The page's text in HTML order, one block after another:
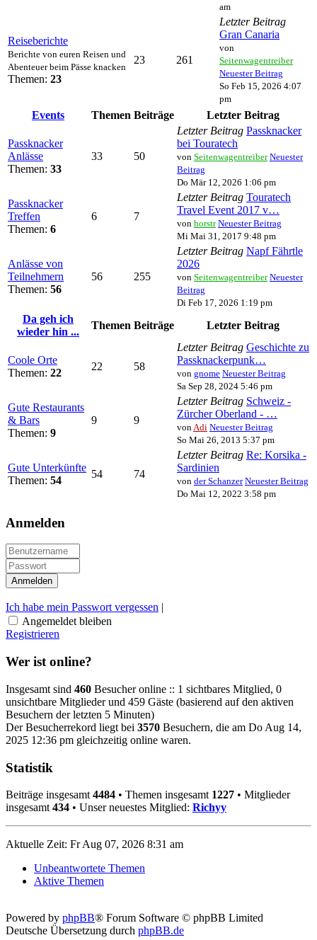
am
Reiseberichte
Berichte von euren Reisen und
Abenteuer beim Pässe knacken
Themen: 23
23 261
Letzter Beitrag
Gran Canaria
von
Seitenwagentreiber
Neuester Beitrag
So Feb 15, 2026 4:07
pm
Events Themen Beiträge Letzter Beitrag
Passknacker
Anlässe
Themen: 33
33 50
Letzter Beitrag Passknacker
bei Touratech
von Seitenwagentreiber Neuester
Beitrag
Do Mär 12, 2026 1:06 pm
Passknacker
Treffen
Themen: 6
6 7
Letzter Beitrag Touratech
Travel Event 2017 v…
von horstr Neuester Beitrag
Mi Mai 31, 2017 9:48 pm
Anlässe von
Teilnehmern
Themen: 56
56 255
Letzter Beitrag Napf Fährtle
2026
von Seitenwagentreiber Neuester
Beitrag
Di Feb 17, 2026 1:19 pm
Da geh ich
wieder hin ...
Themen Beiträge Letzter Beitrag
Coole Orte
Themen: 22
22 58
Letzter Beitrag Geschichte zu
Passknackerpunk…
von gnome Neuester Beitrag
Sa Sep 28, 2024 5:46 pm
Gute Restaurants
& Bars
Themen: 9
9 9
Letzter Beitrag Schweiz -
Zürcher Oberland - …
vonAdi Neuester Beitrag
So Mai 26, 2013 5:37 pm
Gute Unterkünfte
Themen: 54
54 74
Letzter Beitrag Re: Korsika -
Sardinien
von der Schanzer Neuester Beitrag
Do Mai 12, 2022 3:58 pm
Anmelden
Ich habe mein Passwort vergessen |
Angemeldet bleiben
Registrieren
Wer ist online?
Insgesamt sind 460 Besucher online :: 1 sichtbares Mitglied, 0
unsichtbare Mitglieder und 459 Gäste (basierend auf den aktiven
Besuchern der letzten 5 Minuten)
Der Besucherrekord liegt bei 3570 Besuchern, die am Do Aug 14,
2025 12:36 pm gleichzeitig online waren.
Statistik
Beiträge insgesamt 4484 • Themen insgesamt 1227 • Mitglieder
insgesamt 434 • Unser neuestes Mitglied: Richyy
Aktuelle Zeit: Fr Aug 07, 2026 8:31 am
Unbeantwortete Themen
Aktive Themen
Powered by phpBB® Forum Software © phpBB Limited
Deutsche Übersetzung durch phpBB.de